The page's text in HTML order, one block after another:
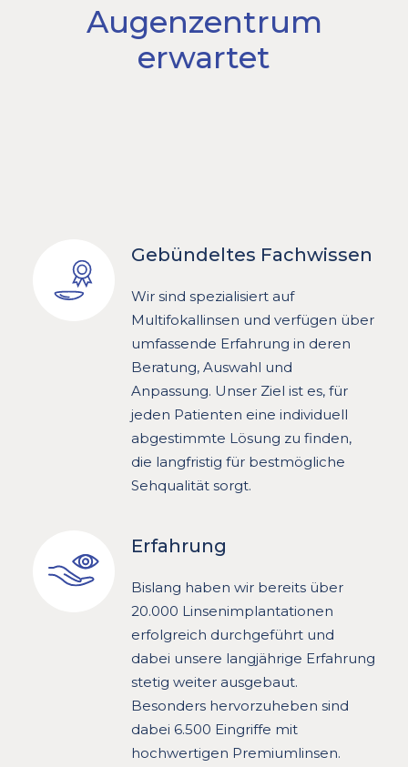
Augenzentrum
erwartet
Gebündeltes Fachwissen
Wir sind spezialisiert auf
Multifokallinsen und verfügen über
umfassende Erfahrung in deren
Beratung, Auswahl und
Anpassung. Unser Ziel ist es, für
jeden Patienten eine individuell
abgestimmte Lösung zu finden,
die langfristig für bestmögliche
Sehqualität sorgt.
Erfahrung
Bislang haben wir bereits über
20.000 Linsenimplantationen
erfolgreich durchgeführt und
dabei unsere langjährige Erfahrung
stetig weiter ausgebaut.
Besonders hervorzuheben sind
dabei 6.500 Eingriffe mit
hochwertigen Premiumlinsen.